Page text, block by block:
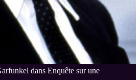
dans Enquête sur une